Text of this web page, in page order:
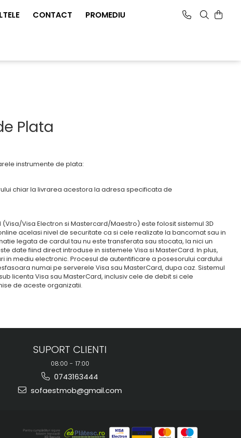
CONTACT PROMEDIU
Plata
instrumente de plata:
chiar la livrarea acestora la adresa specificata de
Visa Electron si Mastercard/Maestro) este folosit sistemul 3D
acelasi nivel de securitate ca si cele realizate la bancomat sau in
legata de cardul tau nu este transferata sau stocata, la nici un
date fiind direct introduse in sistemele Visa si MasterCard. In plus,
in mediu electronic. Procesul de autentificare a posesorului cardului
numai pe serverele Visa sau MasterCard, dupa caz. Sistemul
licenta Visa sau MasterCard, inclusiv cele de debit si cele
de aceste organizatii.
SUPORT CLIENTI
08:00 - 17:00
0743163444
sofaestmob@gmail.com